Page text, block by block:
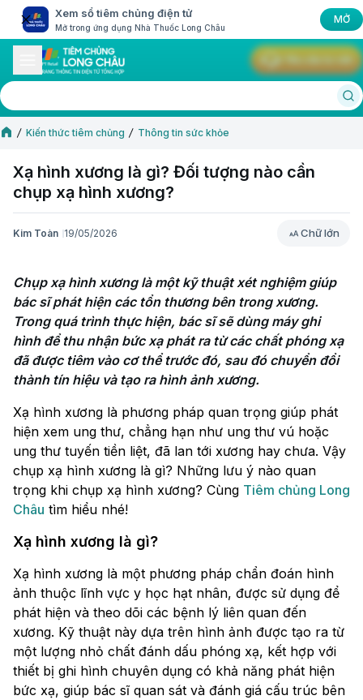
Xem sổ tiêm chủng điện tử
Mở trong ứng dụng Nhà Thuốc Long Châu
MỞ
Kiến thức tiêm chủng Thông tin sức khỏe
Xạ hình xương là gì? Đối tượng nào cần
chụp xạ hình xương?
Kim Toàn 19/05/2026 Chữ lớn
Chữ lớn
Chụp xạ hình xương là một kỹ thuật xét nghiệm giúp
bác sĩ phát hiện các tổn thương bên trong xương.
Trong quá trình thực hiện, bác sĩ sẽ dùng máy ghi
hình để thu nhận bức xạ phát ra từ các chất phóng xạ
đã được tiêm vào cơ thể trước đó, sau đó chuyển đổi
thành tín hiệu và tạo ra hình ảnh xương.
Xạ hình xương là phương pháp quan trọng giúp phát
hiện xem ung thư, chẳng hạn như ung thư vú hoặc
ung thư tuyến tiền liệt, đã lan tới xương hay chưa. Vậy
chụp xạ hình xương là gì? Những lưu ý nào quan
trọng khi chụp xạ hình xương? Cùng Tiêm chủng Long
Châu tìm hiểu nhé!
Xạ hình xương là gì?
Xạ hình xương là một phương pháp chẩn đoán hình
ảnh thuộc lĩnh vực y học hạt nhân, được sử dụng để
phát hiện và theo dõi các bệnh lý liên quan đến
xương. Kỹ thuật này dựa trên hình ảnh được tạo ra từ
một lượng nhỏ chất đánh dấu phóng xạ, kết hợp với
thiết bị ghi hình chuyên dụng có khả năng phát hiện
bức xạ, giúp bác sĩ quan sát và đánh giá cấu trúc bên